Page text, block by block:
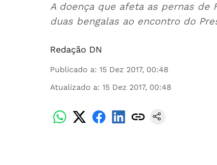
A doença que afeta as pernas de
duas bengalas ao encontro do
Redação DN
Publicado a: 15 Dez 2017, 00:48
Atualizado a: 15 Dez 2017, 00:48